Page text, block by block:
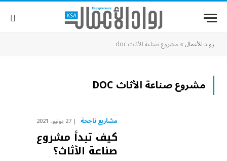
رواد الأعمال» مشروع صناعة الأثاث doc
مشروع صناعة الأثاث DOC
مشاريع ناجحة 27 يوليو، 2021
كيف تبدأ مشروع
صناعة الأثاث؟